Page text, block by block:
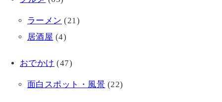
ラーメン (21)
居酒屋 (4)
おでかけ (47)
面白スポット・風景 (22)